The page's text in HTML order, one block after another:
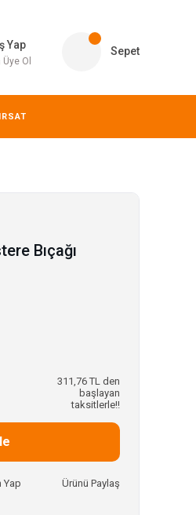
Yap
Ol
Sepet
Bıçağı
311,76 TL den
başlayan
taksitlerle!!
Yap Ürünü Paylaş